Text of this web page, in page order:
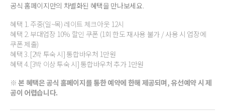
공식 홈페이지만의 차별화된 혜택을 만나보세요.
혜택 1. 주중(일~목) 레이트 체크아웃 12시
혜택 2. 부대업장 10% 할인 쿠폰 (1회 한도 재사용 불가 / 사용 시 업장에
쿠폰 제출)
혜택 3. [2박 투숙 시] 통합바우처 1만원
혜택 4. [3박 이상 투숙 시] 통합바우처 추가 1만원
※ 본 혜택은 공식 홈페이지를 통한 예약에 한해 제공되며, 유선예약 시 제
공이 어렵습니다.